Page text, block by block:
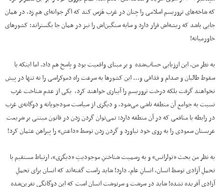
که شاخه‌های تروریسم اسلامی را چنان در غرب هَرَس کند که اگر جوانه‌ای هم زد، در همان
جایی باشد که ریشه‌اش قرار دارد و سایه‌ سنگین‌اش را نیز در همان جا بگستراند: کشورهای
خاورمیانه!
به نظر من، این ارزیابی حساب‌شده و بر مبنای واقعیت بود و پاسخ هم داد. اما اینکه با
سقوط طالبان و صدام و قذافی و… این کشورها به سرعت راه دموکراسی را نه تنها در پیش
نخواهند گرفت بلکه درخت تروریسم را آبیاری خواهند کرد، یکی از عدم شناخت غرب
نسبت به جوامع آن منطقه ناشی می‌شود، و دیگری از سیاست سودجویانه و دوگانه‌ی غرب
در رابطه با منافعی که در آن منطقه دارد: نمی‌توان گردن زدن در قانون مبتنی بر شریعت
عربستان سعودی را به روی خود نیاورد و گردن زدن توسط «داعش» را پیراهن عثمان کرد!
به نظر من بحث «تولرانس» و به رسمیت شناختنِ موجودیتِ «دیگری»، ارتباط مستقیم با
تحملِ آزادی توسط انسان، انسانِ عام، دارد! شاید راست گفته‌اند که انسان برای تحملِ
آزادی آفریده نشده! شاید در سرشت و سرنوشت انسان است که این دوگانگی نفرین‌شده